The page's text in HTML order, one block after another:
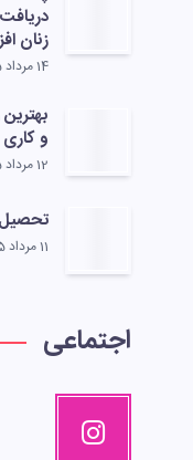
زنان
14 مرداد 1405
و کاری
12 مرداد 1405
تحصیل
11 مرداد 1405
اجتماعی